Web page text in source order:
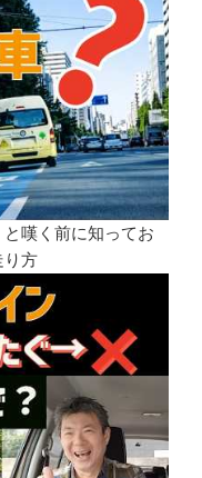
と嘆く前に知ってお
り方